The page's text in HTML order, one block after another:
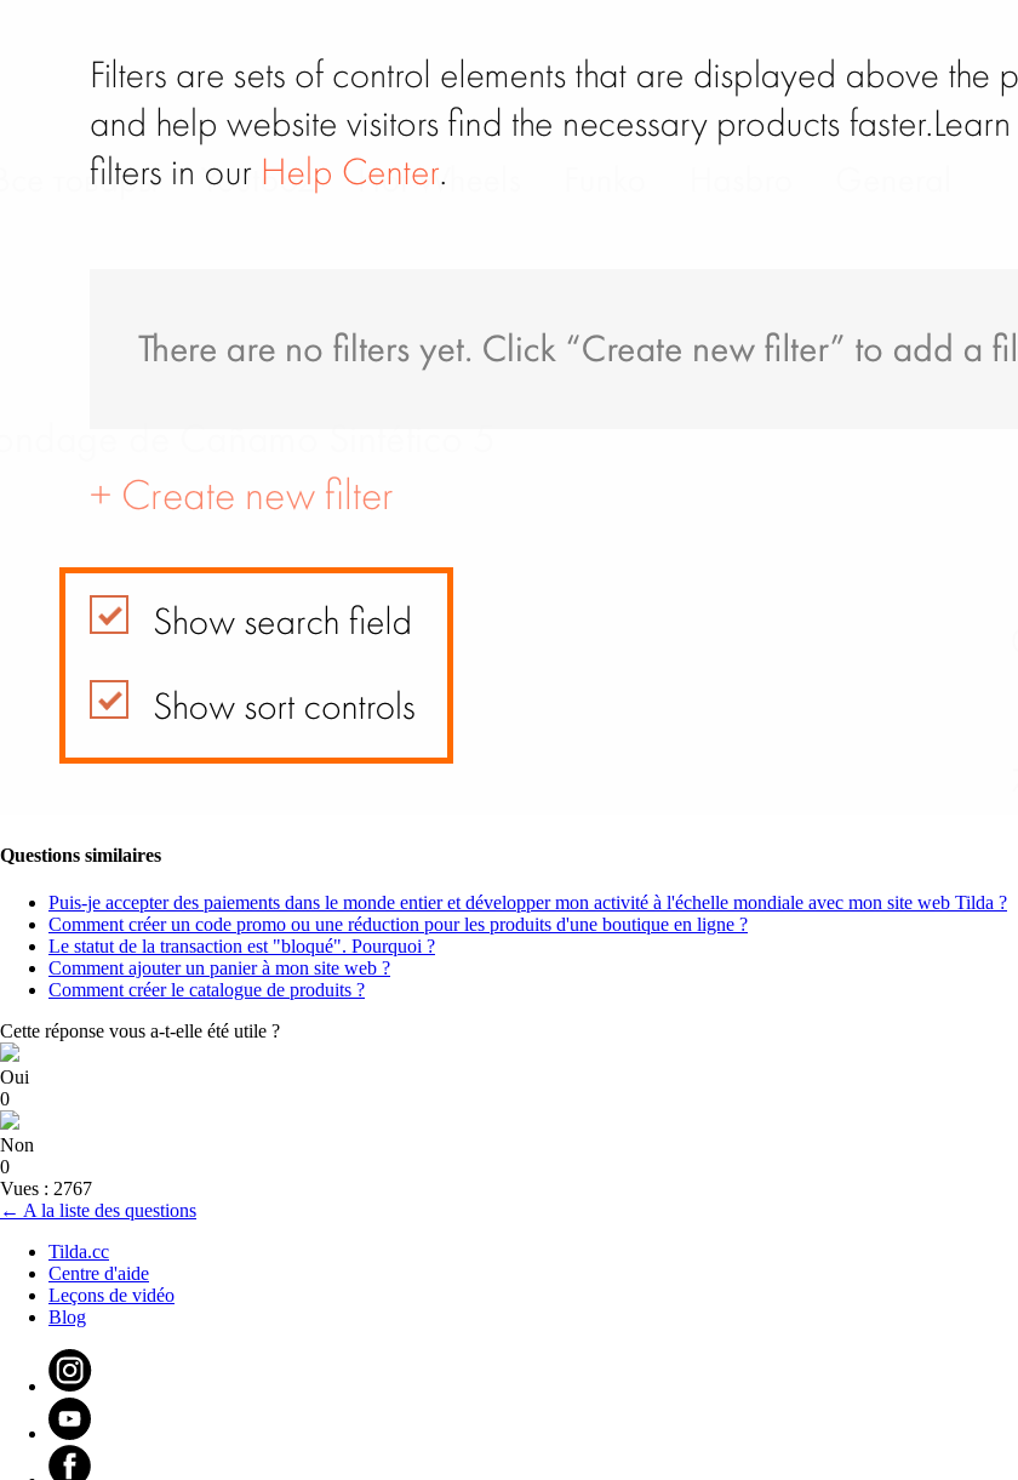
Questions similaires
Puis-je accepter des paiements dans le monde entier et développer mon activité à l'échelle mondiale avec mon site web Tilda ?
Comment créer un code promo ou une réduction pour les produits d'une boutique en ligne ?
Le statut de la transaction est "bloqué". Pourquoi ?
Comment ajouter un panier à mon site web ?
Comment créer le catalogue de produits ?
Cette réponse vous a-t-elle été utile ?
Oui
0
Non
0
Vues : 2767
← A la liste des questions
Tilda.cc
Centre d'aide
Leçons de vidéo
Blog